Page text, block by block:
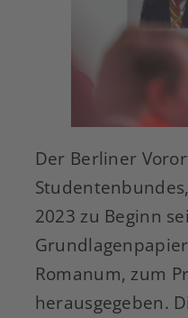
Der Berliner
2023 zu Beginn
Romanum, zum
herausgegeben.